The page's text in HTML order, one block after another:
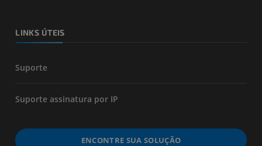
LINKS ÚTEIS
Suporte
Suporte assinatura por IP
ENCONTRE SUA SOLUÇÃO